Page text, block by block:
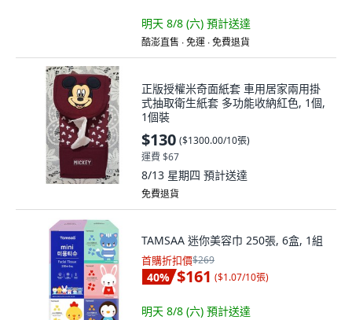
明天 8/8 (六) 預計送達
酷澎直售 ∙ 免運 ∙ 免費退貨
正版授權米奇面紙套 車用居家兩用掛
式抽取衛生紙套 多功能收納紅色, 1個,
1個裝
$130 ($1300.00/10張)
運費 $67
8/13 星期四 預計送達
免費退貨
TAMSAA 迷你美容巾 250張, 6盒, 1組
首購折扣價$269
40% $161 ($1.07/10張)
明天 8/8 (六) 預計送達